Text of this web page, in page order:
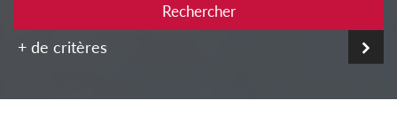
Rechercher
+ de critères